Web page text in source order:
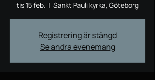
tis 15 feb.
  |
Sankt Pauli kyrka, Göteborg
Registrering är stängd
Se andra evenemang